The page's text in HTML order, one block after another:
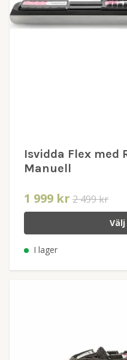
Isvidda Flex med
Manuell
1 999 kr 2 499 kr
I lager